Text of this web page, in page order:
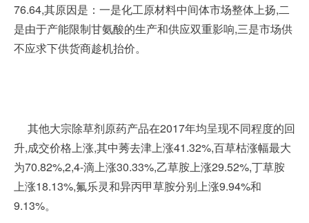
76.64,其原因是：一是化工原材料中间体市场整体上扬,二
是由于产能限制甘氨酸的生产和供应双重影响,三是市场供
不应求下供货商趁机抬价。
其他大宗除草剂原药产品在2017年均呈现不同程度的回
升,成交价格上涨,其中莠去津上涨41.32%,百草枯涨幅最大
为70.82%,2,4-滴上涨30.33%,乙草胺上涨29.52%,丁草胺
上涨18.13%,氟乐灵和异丙甲草胺分别上涨9.94%和
9.13%。